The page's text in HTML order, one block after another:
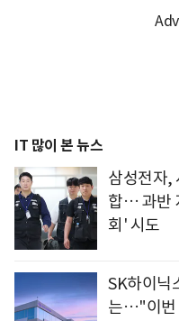
IT 많이 본 뉴스
삼성전자,
합… 과반
회' 시도
SK하이닉
는…"이번